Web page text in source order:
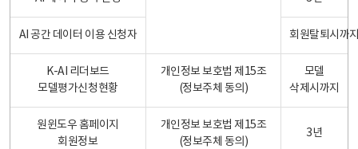
AI 공간 데이터 이용 신청자 회원탈퇴시까
K-AI 리더보드
모델평가신청현황
개인정보 보호법 제15조
(정보주체 동의)
모델
삭제시까지
원윈도우 홈페이지
회원정보
개인정보 보호법 제15조
(정보주체 동의)
3년